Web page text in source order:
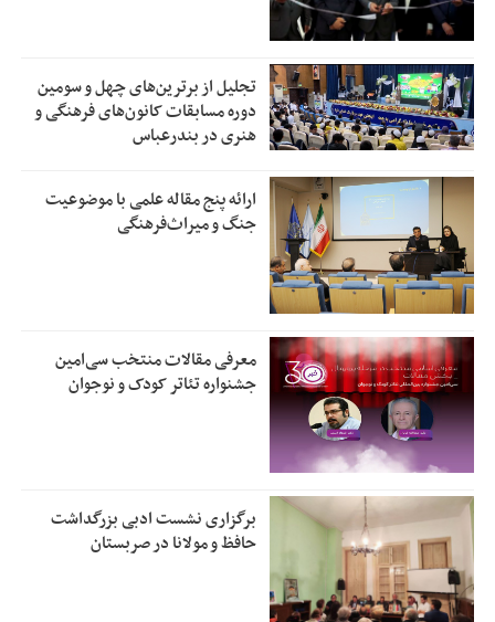
تجلیل از بر‌ترین‌های چهل و سومین
دوره مسابقات کانون‌های فرهنگی و
هنری در بندرعباس
ارائه پنج مقاله علمی با موضوعیت
جنگ و میراث‌فرهنگی
معرفی مقالات منتخب سی‌امین
جشنواره تئاتر کودک و نوجوان
برگزاری نشست ادبی بزرگداشت
حافظ و مولانا در صربستان